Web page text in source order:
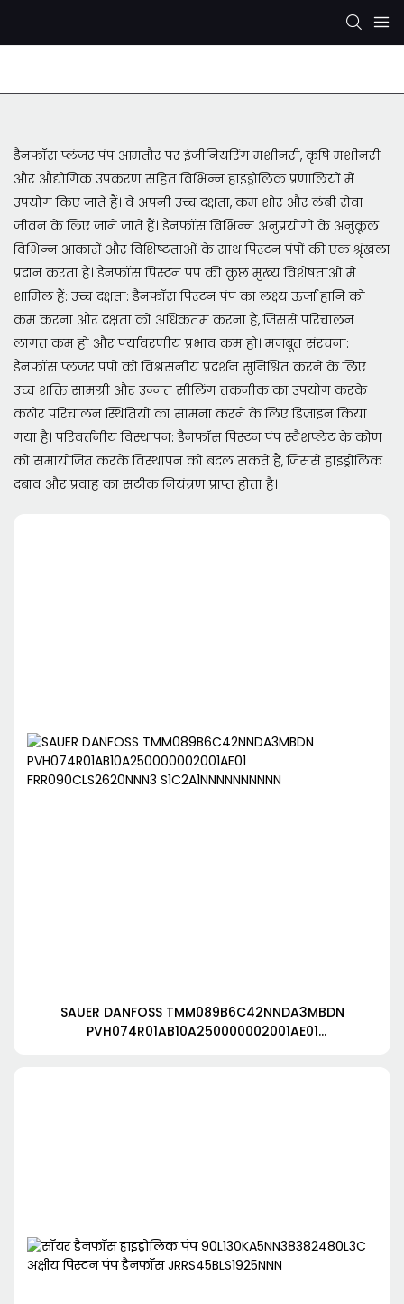
डैनफॉस प्लंजर पंप आमतौर पर इंजीनियरिंग मशीनरी, कृषि मशीनरी
और औद्योगिक उपकरण सहित विभिन्न हाइड्रोलिक प्रणालियों में
उपयोग किए जाते हैं। वे अपनी उच्च दक्षता, कम शोर और लंबी सेवा
जीवन के लिए जाने जाते हैं। डैनफॉस विभिन्न अनुप्रयोगों के अनुकूल
विभिन्न आकारों और विशिष्टताओं के साथ पिस्टन पंपों की एक श्रृंखला
प्रदान करता है। डैनफॉस पिस्टन पंप की कुछ मुख्य विशेषताओं में
शामिल हैं: उच्च दक्षता: डैनफॉस पिस्टन पंप का लक्ष्य ऊर्जा हानि को
कम करना और दक्षता को अधिकतम करना है, जिससे परिचालन
लागत कम हो और पर्यावरणीय प्रभाव कम हो। मजबूत संरचना:
डैनफॉस प्लंजर पंपों को विश्वसनीय प्रदर्शन सुनिश्चित करने के लिए
उच्च शक्ति सामग्री और उन्नत सीलिंग तकनीक का उपयोग करके
कठोर परिचालन स्थितियों का सामना करने के लिए डिज़ाइन किया
गया है। परिवर्तनीय विस्थापन: डैनफॉस पिस्टन पंप स्वैशप्लेट के कोण
को समायोजित करके विस्थापन को बदल सकते हैं, जिससे हाइड्रोलिक
दबाव और प्रवाह का सटीक नियंत्रण प्राप्त होता है।
SAUER DANFOSS TMM089B6C42NNDA3MBDN
PVH074R01AB10A250000002001AE01